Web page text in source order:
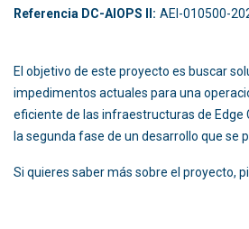
Referencia DC-AIOPS II: AEI-010500-
El objetivo de este proyecto es buscar
impedimentos actuales para una
eficiente de las infraestructuras de Edge
la segunda fase de un desarrollo que se
Si quieres saber más sobre el proyecto,